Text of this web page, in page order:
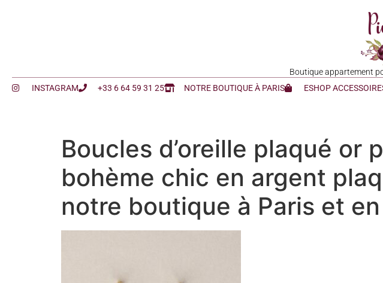
Boutique appartement
INSTAGRAM
+33 6 64 59 31 25 NOTRE BOUTIQUE À PARIS ESHOP
Boucles d’oreille plaqué or
bohème chic en argent
notre boutique à Paris et